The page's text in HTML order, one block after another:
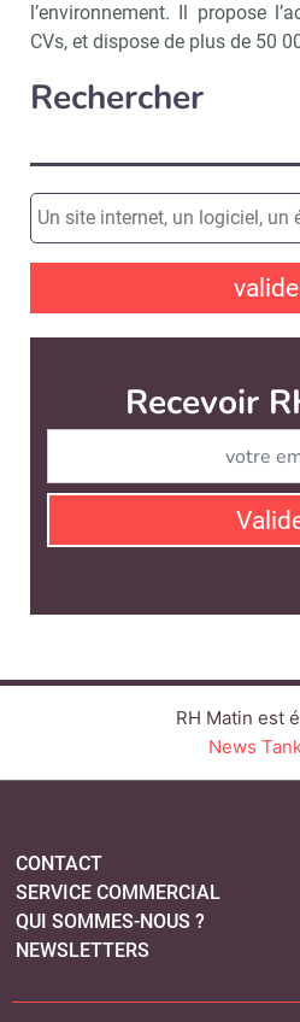
l’environnement. Il propose
CVs, et dispose de plus de 50
Rechercher
Recevoir
RH Matin est
News
CONTACT
SERVICE COMMERCIAL
QUI SOMMES-NOUS ?
NEWSLETTERS